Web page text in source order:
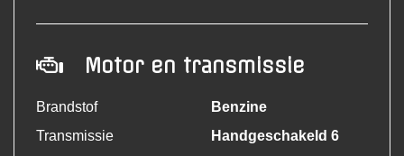
Motor en transmissie
Brandstof
Benzine
Transmissie
Handgeschakeld 6